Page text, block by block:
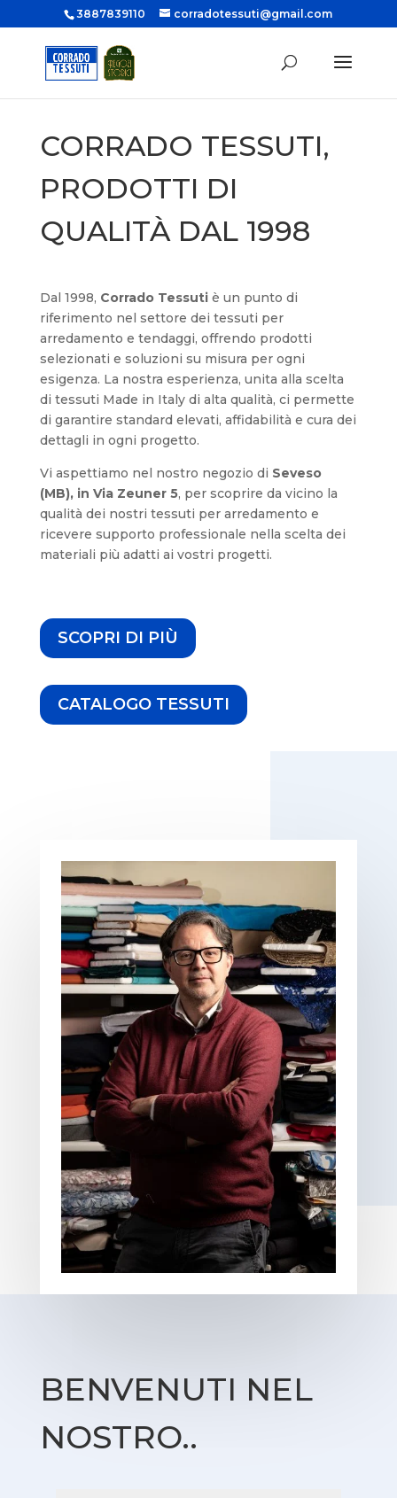
3887839110 corradotessuti@gmail.com
CORRADO TESSUTI,
PRODOTTI DI
QUALITÀ DAL 1998
Dal 1998, Corrado Tessutiè un punto di
riferimento nel settore dei tessuti per
arredamento e tendaggi, offrendo prodotti
selezionati e soluzioni su misura per ogni
esigenza. La nostra esperienza, unita alla scelta
di tessuti Made in Italy di alta qualità, ci permette
di garantire standard elevati, affidabilità e cura dei
dettagli in ogni progetto.
Vi aspettiamo nel nostro negozio di Seveso
(MB), in Via Zeuner 5, per scoprire da vicino la
qualità dei nostri tessuti per arredamento e
ricevere supporto professionale nella scelta dei
materiali più adatti ai vostri progetti.
SCOPRI DI PIÙ
CATALOGO TESSUTI
BENVENUTI NEL
NOSTRO..